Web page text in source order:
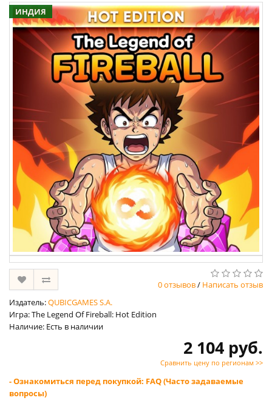
ИНДИЯ
0 отзывов/ Написать отзыв
Издатель:QUBICGAMES S.A.
Игра: The Legend Of Fireball: Hot Edition
Наличие: Есть в наличии
2 104 руб.
Сравнить цену по регионам >>
- Ознакомиться перед покупкой: FAQ (Часто задаваемые
вопросы)